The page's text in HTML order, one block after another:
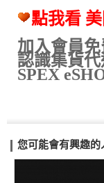
點我看
加入會員
認識集貨
SPEX
您可能會有興趣的